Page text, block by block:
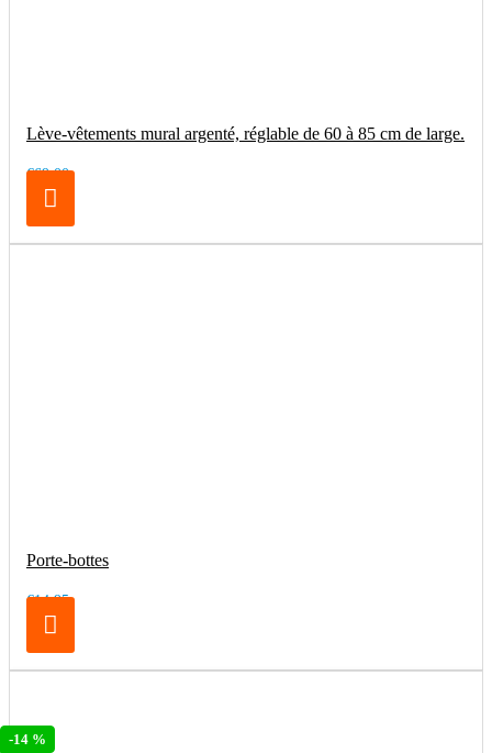
-14 %
Lève-vêtements mural argenté, réglable de 60 à 85 cm de large.
€69.00
Porte-bottes
€14.95